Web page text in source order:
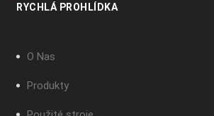
RYCHLÁ PROHLÍDKA
O Nas
Produkty